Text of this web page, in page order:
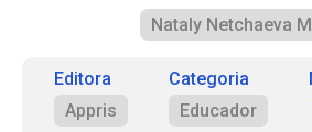
Nataly Netchaeva
Editora
Appris
Categoria
Educador